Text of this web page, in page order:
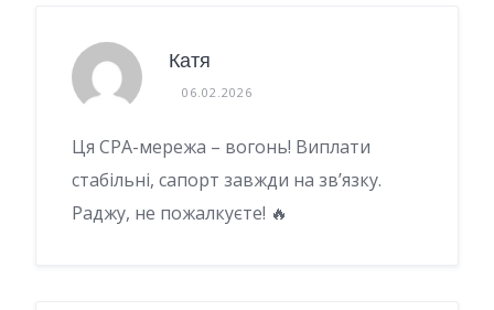
Катя
06.02.2026
Ця CPA-мережа – вогонь! Виплати
стабільні, сапорт завжди на зв’язку.
Раджу, не пожалкуєте! 🔥